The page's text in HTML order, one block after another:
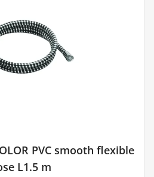
PVC smooth flexible
L1.5 m